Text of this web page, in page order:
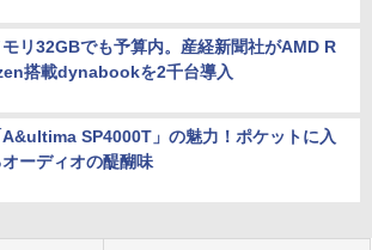
モリ32GBでも予算内。産経新聞社がAMD R
搭載dynabookを2千台導入
A&ultima SP4000T」の魅力！ポケットに入
オーディオの醍醐味